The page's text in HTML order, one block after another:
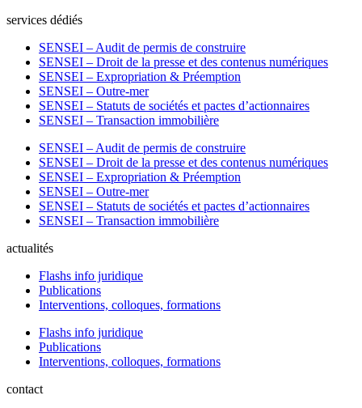
services dédiés
SENSEI – Audit de permis de construire
SENSEI – Droit de la presse et des contenus numériques
SENSEI – Expropriation & Préemption
SENSEI – Outre-mer
SENSEI – Statuts de sociétés et pactes d’actionnaires
SENSEI – Transaction immobilière
SENSEI – Audit de permis de construire
SENSEI – Droit de la presse et des contenus numériques
SENSEI – Expropriation & Préemption
SENSEI – Outre-mer
SENSEI – Statuts de sociétés et pactes d’actionnaires
SENSEI – Transaction immobilière
actualités
Flashs info juridique
Publications
Interventions, colloques, formations
Flashs info juridique
Publications
Interventions, colloques, formations
contact